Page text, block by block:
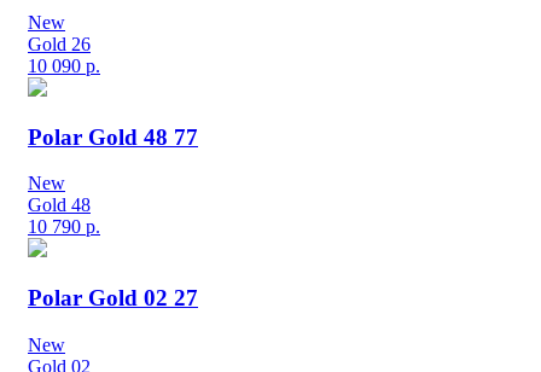
New
Gold 26
10 090 р.
Polar Gold 48 77
New
Gold 48
10 790 р.
Polar Gold 02 27
New
Gold 02